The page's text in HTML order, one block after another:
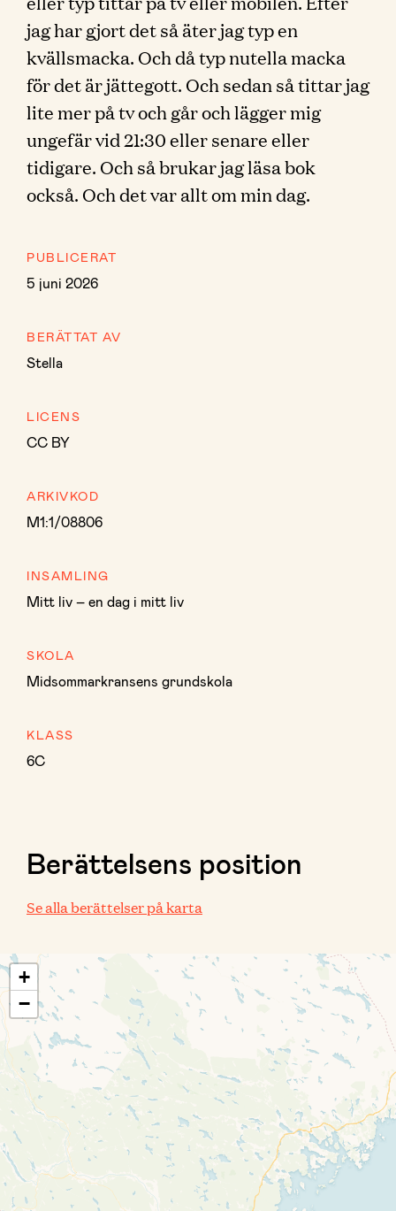
jag har gjort det så äter jag typ en
kvällsmacka. Och då typ nutella macka
för det är jättegott. Och sedan så tittar jag
lite mer på tv och går och lägger mig
ungefär vid 21:30 eller senare eller
tidigare. Och så brukar jag läsa bok
också. Och det var allt om min dag.
PUBLICERAT
5 juni 2026
BERÄTTAT AV
Stella
LICENS
CC BY
ARKIVKOD
M1:1/08806
INSAMLING
Mitt liv – en dag i mitt liv
SKOLA
Midsommarkransens grundskola
KLASS
6C
Berättelsens position
Se alla berättelser på karta
+
−